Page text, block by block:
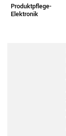
Produktpflege-
Elektronik